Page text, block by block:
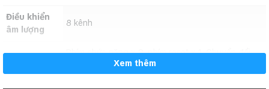
âm
lượng
động
địa chỉ IP x 1
Nhiệt
Điều khiển
âm lượng
8 kênh
Phím chức năng x 9, phím reset x 1, Chuyển đổi
cài đặt địa chỉ IP x 1
Xem thêm